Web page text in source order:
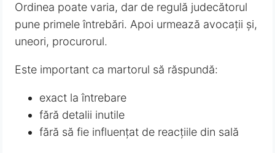
Ordinea poate varia, dar de regulă judecătorul
pune primele întrebări. Apoi urmează avocații și,
uneori, procurorul.
Este important ca martorul să răspundă:
exact la întrebare
fără detalii inutile
fără să fie influențat de reacțiile din sală